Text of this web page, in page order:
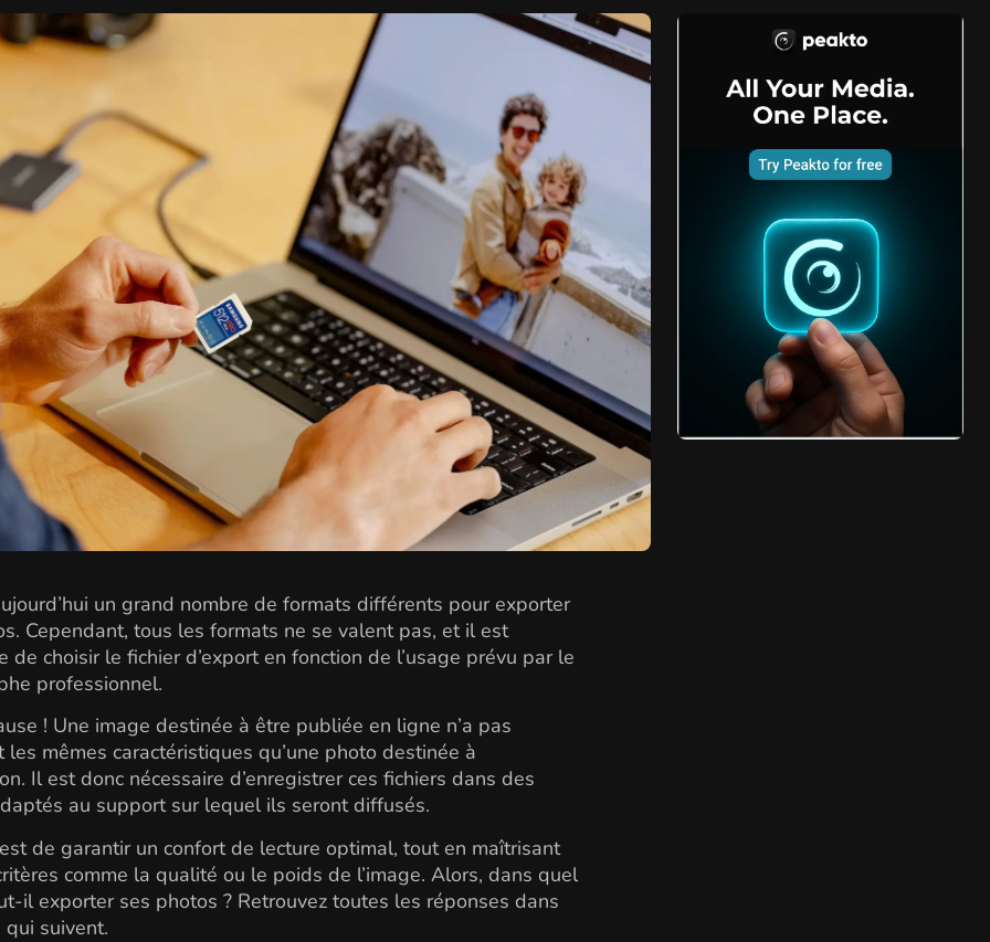
un grand nombre de formats différents pour exporter
Cependant, tous les formats ne se valent pas, et il est
de choisir le fichier d’export en fonction de l’usage prévu par le
professionnel.
! Une image destinée à être publiée en ligne n’a pas
les mêmes caractéristiques qu’une photo destinée à
Il est donc nécessaire d’enregistrer ces fichiers dans des
au support sur lequel ils seront diffusés.
est de garantir un confort de lecture optimal, tout en maîtrisant
comme la qualité ou le poids de l’image. Alors, dans quel
il exporter ses photos ? Retrouvez toutes les réponses dans
suivent.